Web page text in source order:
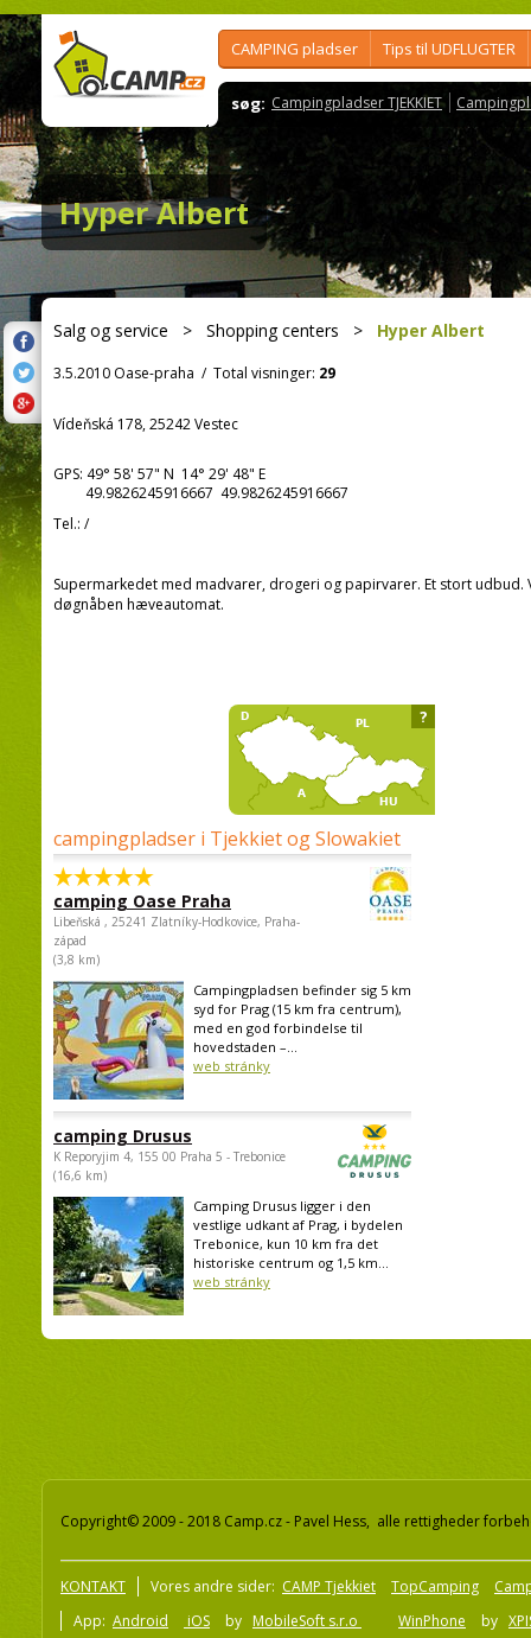
CAMPING pladser Tips til UDFLUGTER
søg: Campingpladser TJEKKIET
Hyper Albert
Salg og service > Shopping centers > Hyper Albert
3.5.2010 Oase-praha / Total visninger: 29
Vídeňská 178, 25242 Vestec
GPS: 49° 58' 57" N 14° 29' 48" E
49.9826245916667 49.9826245916667
Tel.: /
Supermarkedet med madvarer, drogeri og papirvarer. Et stort udbud.
døgnåben hæveautomat.
campingpladser i Tjekkiet og Slowakiet
camping Oase Praha
Libeňská , 25241 Zlatníky-Hodkovice, Praha-
západ
(3,8 km)
Campingpladsen befinder sig 5 km
syd for Prag (15 km fra centrum),
med en god forbindelse til
hovedstaden –...
web stránky
camping Drusus
K Reporyjim 4, 155 00 Praha 5 - Trebonice
(16,6 km)
Camping Drusus ligger i den
vestlige udkant af Prag, i bydelen
Trebonice, kun 10 km fra det
historiske centrum og 1,5 km...
web stránky
?
Copyright© 2009 - 2018 Camp.cz - Pavel Hess, alle rettigheder
KONTAKT Vores andre sider: CAMP Tjekkiet TopCamping
App: Android iOS by MobileSoft s.r.o WinPhone by